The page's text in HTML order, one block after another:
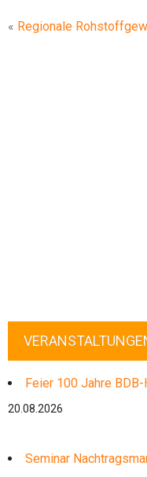
« Regionale
Feier 100 Jahre BDB-
20.08.2026
Seminar